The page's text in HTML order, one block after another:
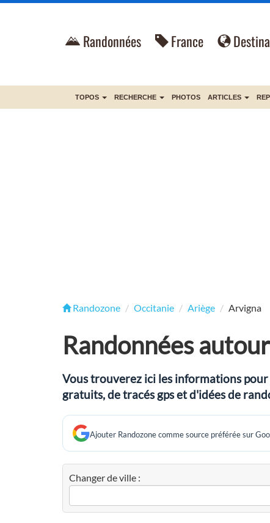
Randonnées France
TOPOS RECHERCHE PHOTOS ARTICLES
Randozone Occitanie Ariège Arvigna
Randonnées
Vous trouverez ici les informations
gratuits, de tracés gps et d'idées de
Ajouter Randozone comme source préférée sur
Changer de ville :